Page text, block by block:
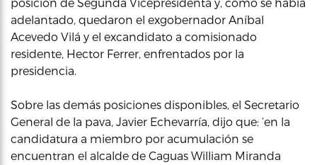
adelantado, quedaron el exgobernador Aníbal
Acevedo Vilá y el excandidato a comisionado
residente, Hector Ferrer, enfrentados por la
presidencia.
Sobre las demás posiciones disponibles, el Secretario
General de la pava, Javier Echevarría, dijo que: ‘en la
candidatura a miembro por acumulación se
encuentran el alcalde de Caguas William Miranda